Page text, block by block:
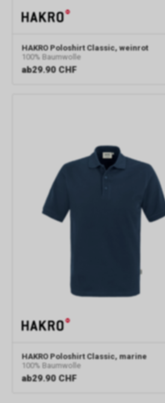
HAKRO Poloshirt Classic, weinrot
100% Baumwolle
ab29.90 CHF
HAKRO Poloshirt Classic, marine
100% Baumwolle
ab29.90 CHF